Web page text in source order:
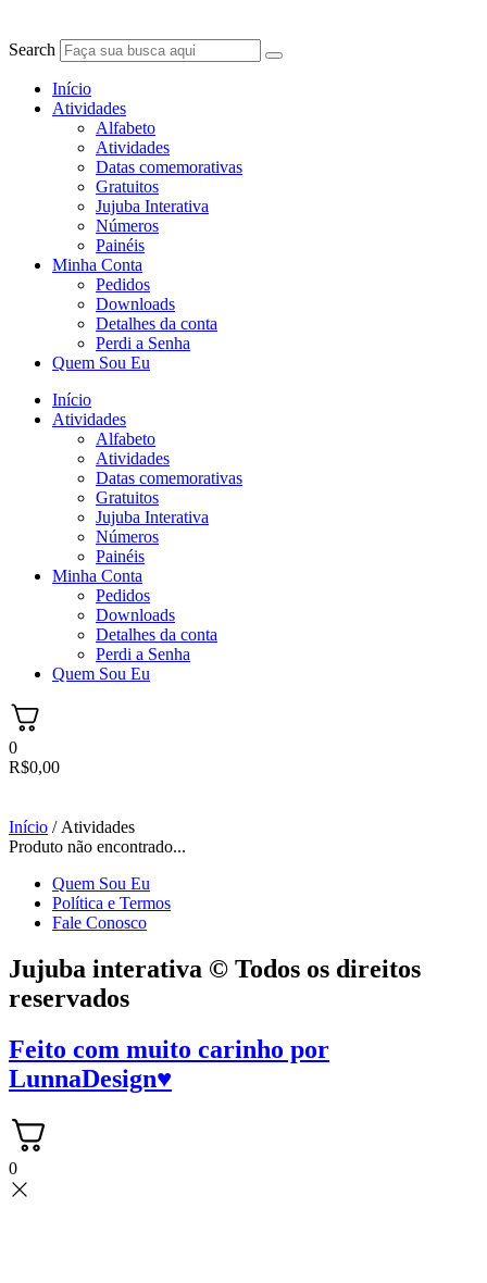
Search
Início
Atividades
Alfabeto
Atividades
Datas comemorativas
Gratuitos
Jujuba Interativa
Números
Painéis
Minha Conta
Pedidos
Downloads
Detalhes da conta
Perdi a Senha
Quem Sou Eu
Início
Atividades
Alfabeto
Atividades
Datas comemorativas
Gratuitos
Jujuba Interativa
Números
Painéis
Minha Conta
Pedidos
Downloads
Detalhes da conta
Perdi a Senha
Quem Sou Eu
0
R$0,00
Início / Atividades
Produto não encontrado...
Quem Sou Eu
Política e Termos
Fale Conosco
Jujuba interativa © Todos os direitos
reservados
Feito com muito carinho por
LunnaDesign♥
0